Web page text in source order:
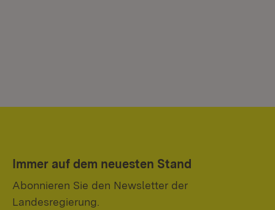
Immer auf dem neuesten Stand
Abonnieren Sie den Newsletter der
Landesregierung.